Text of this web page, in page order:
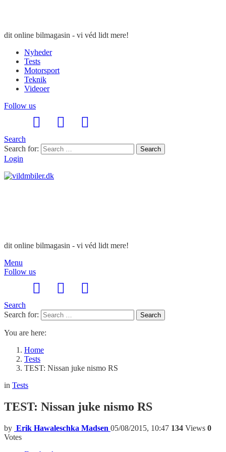
dit online bilmagasin - vi véd lidt mere!
Nyheder
Tests
Motorsport
Teknik
Videoer
Follow us
Search
Search for:
Search
Login
dit online bilmagasin - vi véd lidt mere!
Menu
Follow us
Search
Search for:
Search
You are here:
Home
Tests
TEST: Nissan juke nismo RS
in Tests
TEST: Nissan juke nismo RS
by Erik Hawaleschka Madsen 05/08/2015, 10:47 134 Views 0
Votes